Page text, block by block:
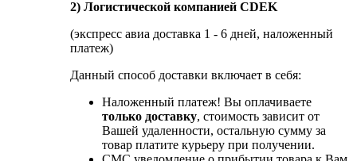
2) Логистической компанией CDEK
(экспресс авиа доставка 1 - 6 дней, наложенный
платеж)
Данный способ доставки включает в себя:
Наложенный платеж! Вы оплачиваете
только доставку, стоимость зависит от
Вашей удаленности, остальную сумму за
товар платите курьеру при получении.